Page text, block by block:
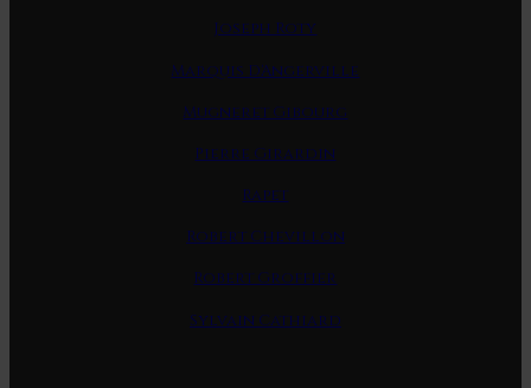
Joseph Roty
Marquis D'Angerville
Mugneret Gibourg
Pierre Girardin
Rapet
Robert Chevillon
Robert Groffier
Sylvain Cathiard